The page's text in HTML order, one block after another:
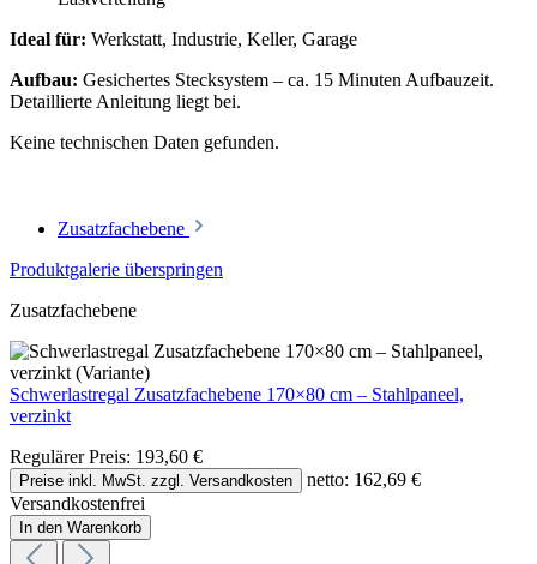
Ideal für: Werkstatt, Industrie, Keller, Garage
Aufbau: Gesichertes Stecksystem – ca. 15 Minuten Aufbauzeit.
Detaillierte Anleitung liegt bei.
Keine technischen Daten gefunden.
Zusatzfachebene
Produktgalerie überspringen
Zusatzfachebene
Schwerlastregal Zusatzfachebene 170×80 cm – Stahlpaneel,
verzinkt
Regulärer Preis: 193,60 €
Preise inkl. MwSt. zzgl. Versandkosten
netto: 162,69 €
Versandkostenfrei
In den Warenkorb